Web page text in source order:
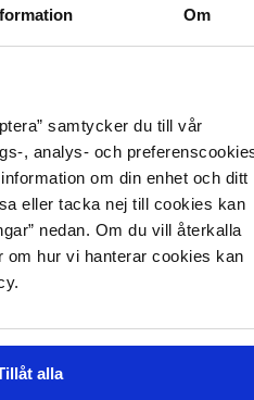
Om
samtycker du till vår
, analys- och
om din enhet och ditt
eller tacka nej till cookies kan
nedan. Om du vill återkalla
hur vi hanterar cookies kan
alla
AG.
S.
utvinnes fra tre og tremasse som
kilder. LENZING™ ECOVERO™ fibre
offisielle miljømerking. LENZING™
AG.